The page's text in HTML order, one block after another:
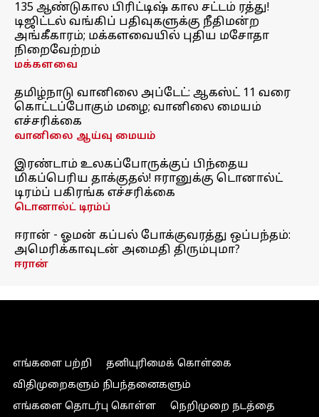
135 ஆண்டுகால பிரிட்டிஷ் கால சட்டம் ரத்து!
டிஜிட்டல் வங்கிப் பதிவுகளுக்கு நீதிமன்ற
அங்கீகாரம்; மக்களவையில் புதிய மசோதா
நிறைவேற்றம்
மக்களவை
தமிழ்நாடு வானிலை அப்டேட்: ஆகஸ்ட் 11 வரை
கொட்டப்போகும் மழை; வானிலை மையம்
எச்சரிக்கை
வானிலை ஆய்வு மையம்
இரண்டாம் உலகப்போருக்குப் பிந்தைய
மிகப்பெரிய தாக்குதல்! ஈரானுக்கு டொனால்ட்
டிரம்ப் பகிரங்க எச்சரிக்கை
டொனால்ட் டிரம்ப்
ஈரான் - ஓமன் கப்பல் போக்குவரத்து ஒப்பந்தம்:
அமெரிக்காவுடன் அமைதி திரும்புமா?
ஈரான்
எங்களை பற்றி
தனியுரிமைக் கொள்கை
விதிமுறைகளும் நிபந்தனைகளும்
எங்களை தொடர்பு கொள்ள
நெறிமுறை நடத்தை